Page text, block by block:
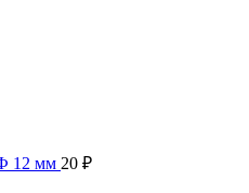
12 мм 20 ₽